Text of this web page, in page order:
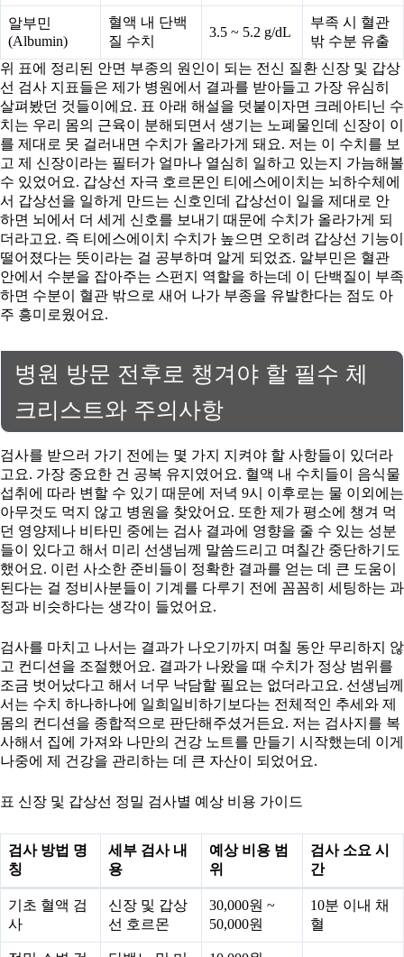
알부민
(Albumin)
혈액 내 단백
질 수치
3.5 ~ 5.2 g/dL
부족 시 혈관
밖 수분 유출
위 표에 정리된 안면 부종의 원인이 되는 전신 질환 신장 및 갑상
선 검사 지표들은 제가 병원에서 결과를 받아들고 가장 유심히
살펴봤던 것들이에요. 표 아래 해설을 덧붙이자면 크레아티닌 수
치는 우리 몸의 근육이 분해되면서 생기는 노폐물인데 신장이 이
를 제대로 못 걸러내면 수치가 올라가게 돼요. 저는 이 수치를 보
고 제 신장이라는 필터가 얼마나 열심히 일하고 있는지 가늠해볼
수 있었어요. 갑상선 자극 호르몬인 티에스에이치는 뇌하수체에
서 갑상선을 일하게 만드는 신호인데 갑상선이 일을 제대로 안
하면 뇌에서 더 세게 신호를 보내기 때문에 수치가 올라가게 되
더라고요. 즉 티에스에이치 수치가 높으면 오히려 갑상선 기능이
떨어졌다는 뜻이라는 걸 공부하며 알게 되었죠. 알부민은 혈관
안에서 수분을 잡아주는 스펀지 역할을 하는데 이 단백질이 부족
하면 수분이 혈관 밖으로 새어 나가 부종을 유발한다는 점도 아
주 흥미로웠어요.
병원 방문 전후로 챙겨야 할 필수 체
크리스트와 주의사항
검사를 받으러 가기 전에는 몇 가지 지켜야 할 사항들이 있더라
고요. 가장 중요한 건 공복 유지였어요. 혈액 내 수치들이 음식물
섭취에 따라 변할 수 있기 때문에 저녁 9시 이후로는 물 이외에는
아무것도 먹지 않고 병원을 찾았어요. 또한 제가 평소에 챙겨 먹
던 영양제나 비타민 중에는 검사 결과에 영향을 줄 수 있는 성분
들이 있다고 해서 미리 선생님께 말씀드리고 며칠간 중단하기도
했어요. 이런 사소한 준비들이 정확한 결과를 얻는 데 큰 도움이
된다는 걸 정비사분들이 기계를 다루기 전에 꼼꼼히 세팅하는 과
정과 비슷하다는 생각이 들었어요.
검사를 마치고 나서는 결과가 나오기까지 며칠 동안 무리하지 않
고 컨디션을 조절했어요. 결과가 나왔을 때 수치가 정상 범위를
조금 벗어났다고 해서 너무 낙담할 필요는 없더라고요. 선생님께
서는 수치 하나하나에 일희일비하기보다는 전체적인 추세와 제
몸의 컨디션을 종합적으로 판단해주셨거든요. 저는 검사지를 복
사해서 집에 가져와 나만의 건강 노트를 만들기 시작했는데 이게
나중에 제 건강을 관리하는 데 큰 자산이 되었어요.
표 신장 및 갑상선 정밀 검사별 예상 비용 가이드
검사 방법 명
칭
세부 검사 내
용
예상 비용 범
위
검사 소요 시
간
기초 혈액 검
사
신장 및 갑상
선 호르몬
30,000원 ~
50,000원
10분 이내 채
혈